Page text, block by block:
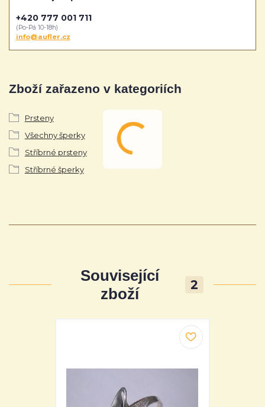
Zboží zařazeno v kategoriích
Prsteny
Všechny šperky
Stříbrné prsteny
Stříbrné šperky
+420 777 001 711
(Po-Pá 10-18h)
info@aufler.cz
Související
zboží
2